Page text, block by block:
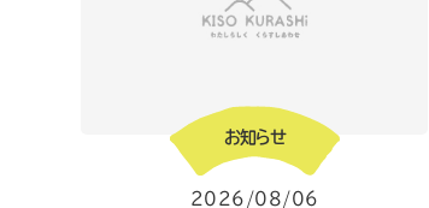
お知らせ
2026/08/06